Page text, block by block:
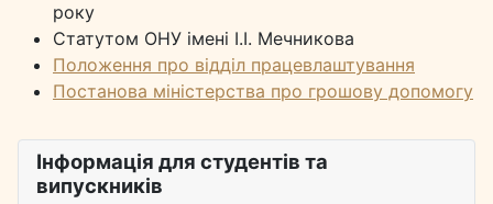
Інформація для студентів та
випускників
року
Статутом ОНУ імені І.І. Мечникова
Положення про відділ працевлаштування
Постанова міністерства про грошову допомогу